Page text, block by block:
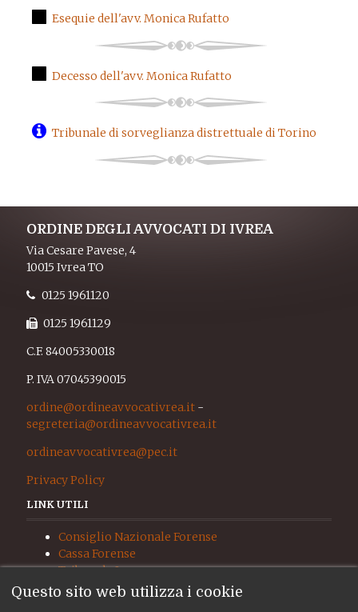
Esequie dell'avv. Monica Rufatto
Decesso dell'avv. Monica Rufatto
Tribunale di sorveglianza distrettuale di Torino
ORDINE DEGLI AVVOCATI DI IVREA
Via Cesare Pavese, 4
10015 Ivrea TO
0125 1961120
0125 1961129
C.F. 84005330018
P. IVA 07045390015
ordine@ordineavvocativrea.it -
segreteria@ordineavvocativrea.it
ordineavvocativrea@pec.it
Privacy Policy
LINK UTILI
Consiglio Nazionale Forense
Cassa Forense
Tribunale Ivrea
Procura Ivrea
Questo sito web utilizza i cookie